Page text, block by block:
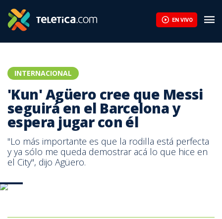
EN VIVO
INTERNACIONAL
'Kun' Agüero cree que Messi
seguirá en el Barcelona y
espera jugar con él
"Lo más importante es que la rodilla está perfecta
y ya sólo me queda demostrar acá lo que hice en
el City", dijo Agüero.